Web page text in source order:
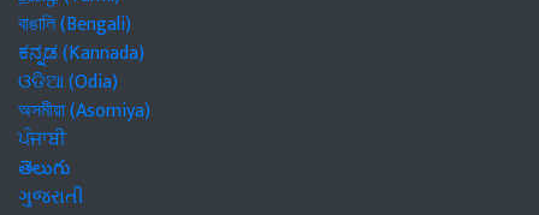
বাঙালি (Bengali)
ಕನ್ನಡ (Kannada)
ଓଡିଆ (Odia)
অসমীয়া (Asomiya)
ਪੰਜਾਬੀ
తెలుగు
ગુજરાતી